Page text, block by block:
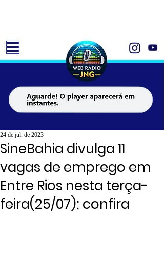
SineBahia divulga 11
vagas de emprego em
Entre Rios nesta terça-
feira(25/07); confira
24 de jul. de 2023